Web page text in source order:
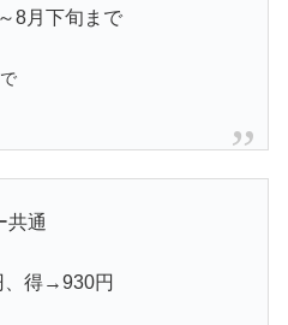
8月下旬まで
共通
得→930円